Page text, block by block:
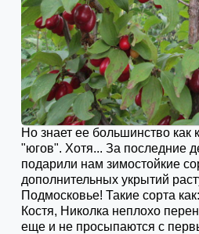
Но знает ее большинство как
"югов". Хотя... За последние
подарили нам зимостойкие
дополнительных укрытий
Подмосковье! Такие сорта
Костя, Николка неплохо
еще и не просыпаются с